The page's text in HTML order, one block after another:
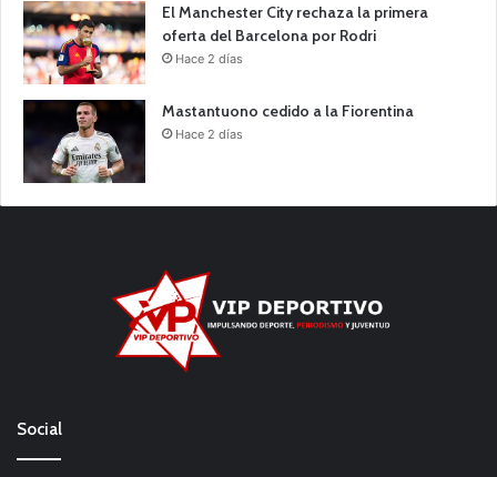
El Manchester City rechaza la primera
oferta del Barcelona por Rodri
Hace 2 días
Mastantuono cedido a la Fiorentina
Hace 2 días
Social